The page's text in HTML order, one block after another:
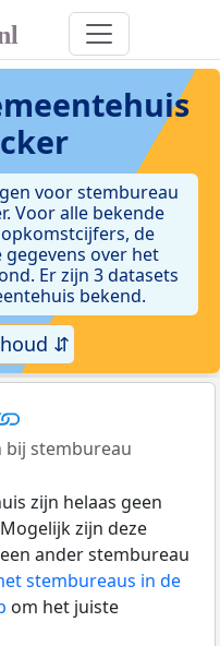
voor stembureau
Voor alle bekende
de
over het
Er zijn 3 datasets
bekend.
⇵
bij stembureau
zijn helaas geen
zijn deze
ander stembureau
stembureaus in de
om het juiste